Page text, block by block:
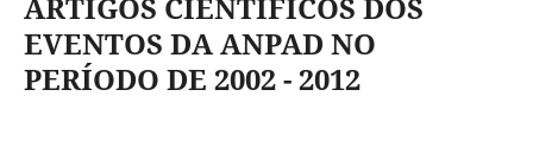
EVENTOS DA ANPAD NO
PERÍODO DE 2002 - 2012